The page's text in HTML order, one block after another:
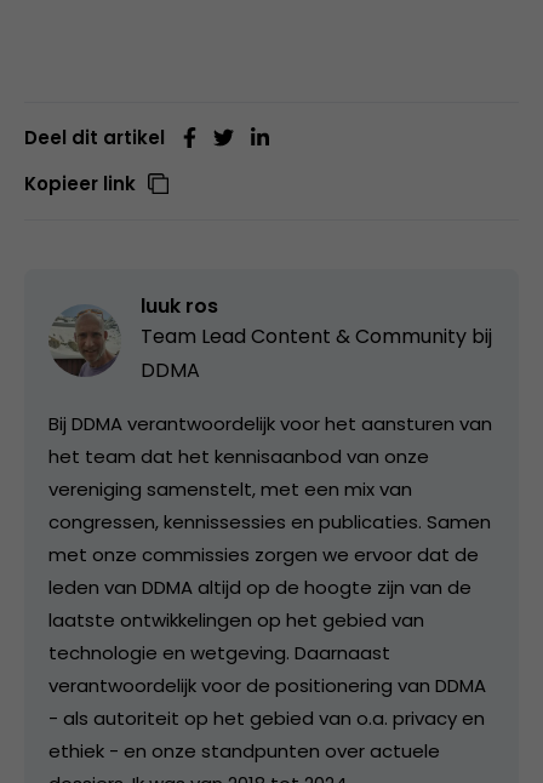
Deel dit artikel
Kopieer link
luuk ros
Team Lead Content & Community bij
DDMA
Bij DDMA verantwoordelijk voor het aansturen van
het team dat het kennisaanbod van onze
vereniging samenstelt, met een mix van
congressen, kennissessies en publicaties. Samen
met onze commissies zorgen we ervoor dat de
leden van DDMA altijd op de hoogte zijn van de
laatste ontwikkelingen op het gebied van
technologie en wetgeving. Daarnaast
verantwoordelijk voor de positionering van DDMA
- als autoriteit op het gebied van o.a. privacy en
ethiek - en onze standpunten over actuele